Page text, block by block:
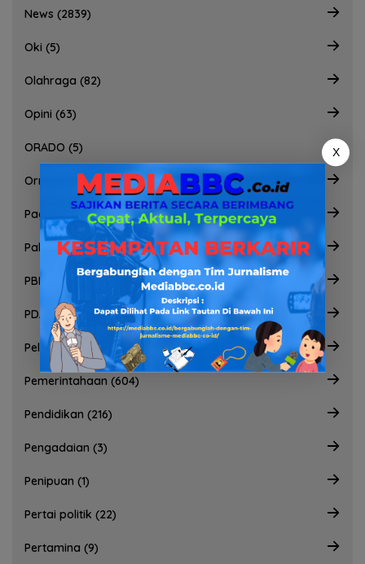
News (2839)
Oki (5)
Olahraga (82)
Opini (63)
ORADO (5)
Ormas (61)
Pagarlaut (2)
Palembang (46)
PBNU (2)
PDAM (2)
Pelecehan seksual (4)
Pemerintahaan (604)
Pendidikan (216)
Pengadaian (3)
Penipuan (1)
Pertai politik (22)
Pertamina (9)
X